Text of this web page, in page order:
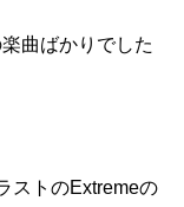
曲ばかりでした
ストのExtremeの